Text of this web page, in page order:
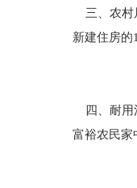
三、农村
新建住房的
四、耐用
富裕农民家